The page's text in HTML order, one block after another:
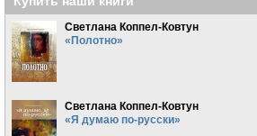
Светлана Коппел-Ковтун
«Полотно»
Светлана Коппел-Ковтун
«Я думаю по-русски»